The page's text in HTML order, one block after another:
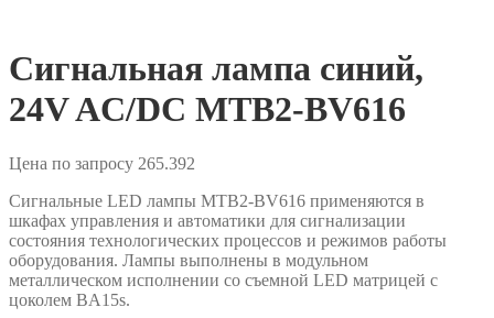
Сигнальная лампа синий,
24V AC/DC MTB2-BV616
Цена по запросу 265.392
Сигнальные LED лампы MTB2-BV616 применяются в
шкафах управления и автоматики для сигнализации
состояния технологических процессов и режимов работы
оборудования. Лампы выполнены в модульном
металлическом исполнении со съемной LED матрицей с
цоколем BA15s.